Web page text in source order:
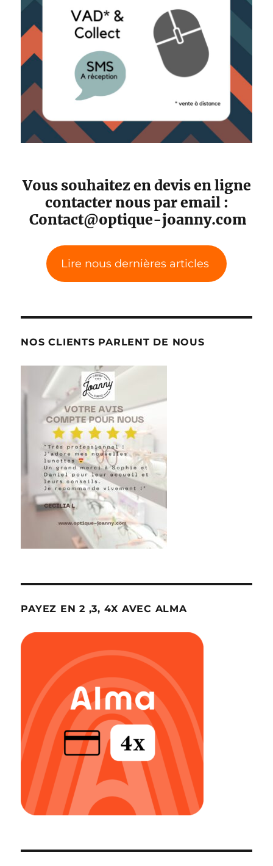
Vous souhaitez en devis en ligne
contacter nous par email :
Contact@optique-joanny.com
Lire nous dernières articles
NOS CLIENTS PARLENT DE NOUS
PAYEZ EN 2 ,3, 4X AVEC ALMA